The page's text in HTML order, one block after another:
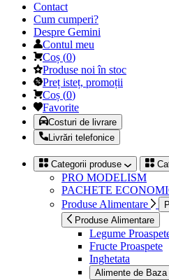
Contact
Cum cumperi?
Despre Gemini
Contul meu
Coș (0)
Produse noi în stoc
Preț isteț, promoții
Coș (0)
Favorite
Costuri de livrare
Livrări telefonice
Categorii produse
PRO MODELISM
PACHETE
Produse Alimentare
Produse Alimentare
Legume
Fructe Proaspete
Inghetata
Alimente de Baza